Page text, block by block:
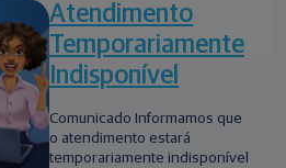
Atendimento
Temporariamente
Indisponível
Comunicado Informamos que
o atendimento estará
temporariamente indisponível